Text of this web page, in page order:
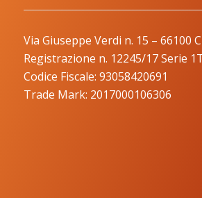
Via Giuseppe Verdi n. 15 – 66100
Registrazione n. 12245/17 Serie
Codice Fiscale: 93058420691
Trade Mark: 2017000106306